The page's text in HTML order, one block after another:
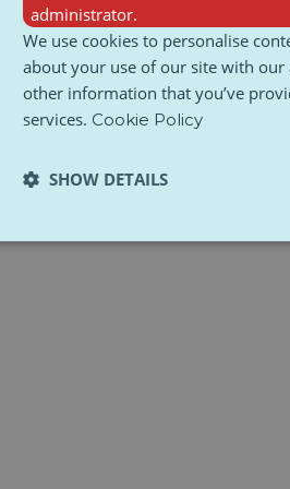
ZugänglichkeitBedingungen und
administrator.
We use cookies to personalise
about your use of our site with
other information that you’ve
services. Cookie Policy
SHOW DETAILS